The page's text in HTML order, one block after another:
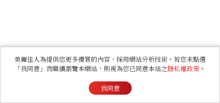
美麗佳人為提供您更多優質的內容，採用網站分析技術。若您未點選
「我同意」而繼續瀏覽本網站，則視為您已同意本站之隱私權政策 。
我同意